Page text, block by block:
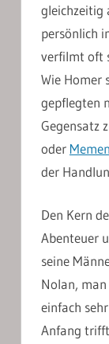
gleichzeitig
persönlich
verfilmt oft
Wie Homer
gepflegten
Gegensatz
oder
der
Den Kern
Abenteuer
seine
Nolan, man
einfach
Anfang